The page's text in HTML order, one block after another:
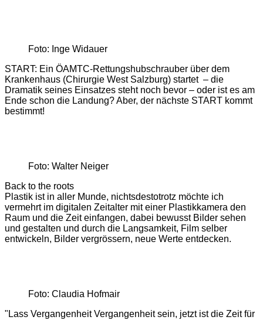
Foto: Inge Widauer
START: Ein ÖAMTC-Rettungshubschrauber über dem
Krankenhaus (Chirurgie West Salzburg) startet – die
Dramatik seines Einsatzes steht noch bevor – oder ist es am
Ende schon die Landung? Aber, der nächste START kommt
bestimmt!
Foto: Walter Neiger
Back to the roots
Plastik ist in aller Munde, nichtsdestotrotz möchte ich
vermehrt im digitalen Zeitalter mit einer Plastikkamera den
Raum und die Zeit einfangen, dabei bewusst Bilder sehen
und gestalten und durch die Langsamkeit, Film selber
entwickeln, Bilder vergrössern, neue Werte entdecken.
Foto: Claudia Hofmair
"Lass Vergangenheit Vergangenheit sein, jetzt ist die Zeit für